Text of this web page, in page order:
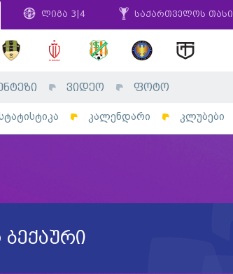
ლიგა 3|4 საქართველოს თასი
ვიდეო ფოტო
კალენდარი კლუბები